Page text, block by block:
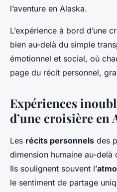
l’aventure en Alaska.
L’expérience à bord d’une
bien au-delà du simple
émotionnel et social, où
page du récit personnel,
Expériences
d’une croisière en
Les récits personnels des
dimension humaine au-delà
Ils soulignent souvent l’
le sentiment de partage